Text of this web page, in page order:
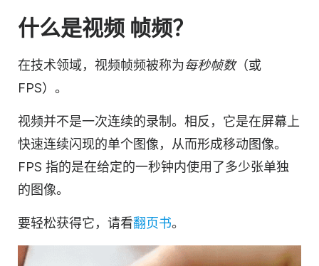
什么是视频 帧频？
在技术领域，视频帧频被称为每秒帧数（或
FPS）。
视频并不是一次连续的录制。相反，它是在屏幕上
快速连续闪现的单个图像，从而形成移动图像。
FPS 指的是在给定的一秒钟内使用了多少张单独
的图像。
要轻松获得它，请看翻页书。